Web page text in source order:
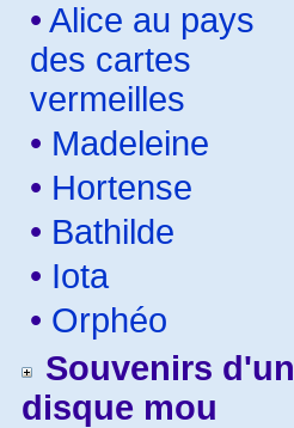
• Alice au pays
des cartes
vermeilles
• Madeleine
• Hortense
• Bathilde
• Iota
• Orphéo
Souvenirs d'un
disque mou